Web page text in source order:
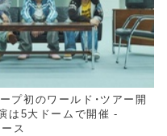
プ初のワールド・ツアー開
5大ドームで開催 -
ス